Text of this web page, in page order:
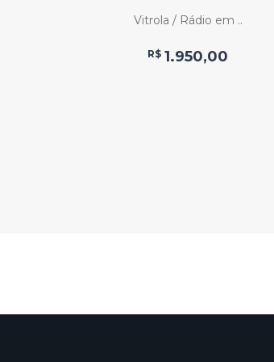
Vitrola / Rádio em ..
R$ 1.950,00